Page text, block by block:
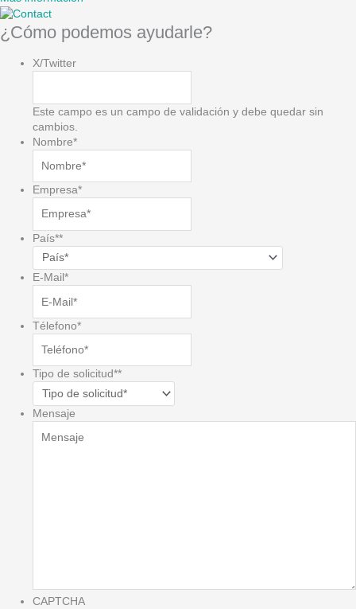
¿Cómo podemos ayudarle?
X/Twitter
Este campo es un campo de validación y debe quedar sin
cambios.
Nombre*
Empresa*
País**
E-Mail*
Télefono*
Tipo de solicitud**
Mensaje
CAPTCHA